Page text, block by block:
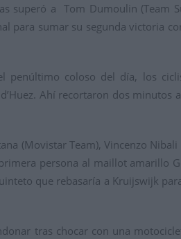
superó a Tom Dumoulin (Team
para sumar su segunda victoria
coloso del día, los
Ahí recortaron dos minutos
(Movistar Team), Vincenzo Nibali
persona al maillot amarillo
que rebasaría a Kruijswijk
tras chocar con una